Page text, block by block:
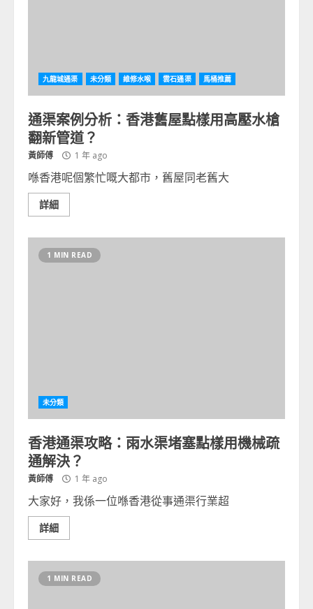
九龍城通渠 未分類 維修水喉 雲石通渠 馬桶推薦
通渠案例分析：香港舊屋點樣用高壓水槍
翻新管道？
黃師傅 1 年 ago
喺香港呢個繁忙嘅大都市，舊屋同老舊大
詳細
1 MIN READ
未分類
香港通渠攻略：雨水渠堵塞點樣用機械疏
通解決？
黃師傅 1 年 ago
大家好，我係一位喺香港從事通渠行業超
詳細
1 MIN READ